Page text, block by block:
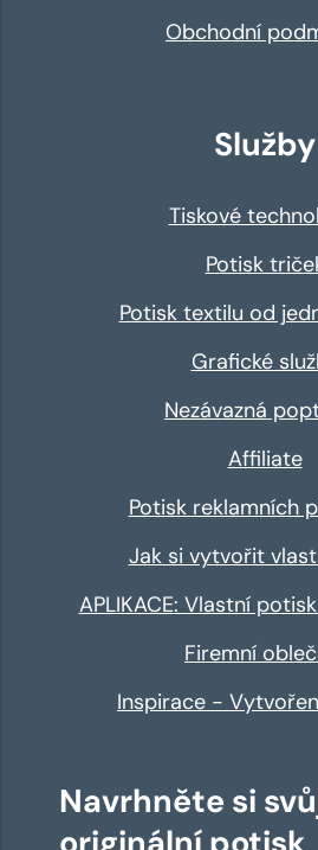
Obchodní
Služby
Tiskové
Potisk
Potisk textilu od
Grafické
Nezávazná
Affiliate
Potisk reklamních
Jak si vytvořit
APLIKACE: Vlastní
Firemní
Inspirace -
Navrhněte si